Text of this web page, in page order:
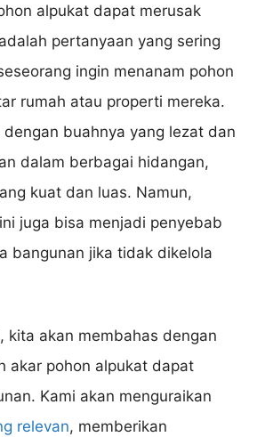
alpukat dapat merusak
pertanyaan yang sering
ingin menanam pohon
rumah atau properti mereka.
dengan buahnya yang lezat dan
dalam berbagai hidangan,
kuat dan luas. Namun,
juga bisa menjadi penyebab
bangunan jika tidak dikelola
kita akan membahas dengan
akar pohon alpukat dapat
Kami akan menguraikan
relevan, memberikan